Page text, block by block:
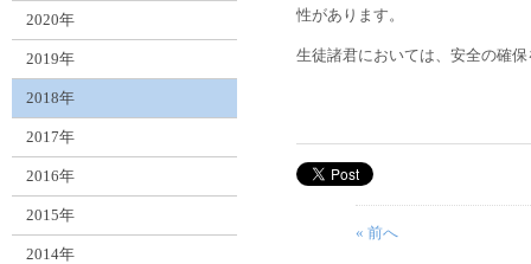
性があります。
生徒諸君においては、安全の確
« 前へ
2020年
2019年
2018年
2017年
2016年
2015年
2014年